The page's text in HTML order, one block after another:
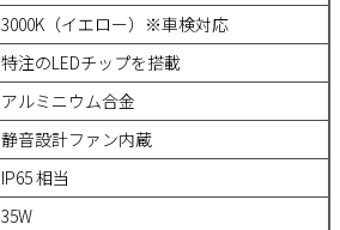
3000K（イエロー）※車検対応
特注のLEDチップを搭載
アルミニウム合金
静音設計ファン内蔵
IP65 相当
35W